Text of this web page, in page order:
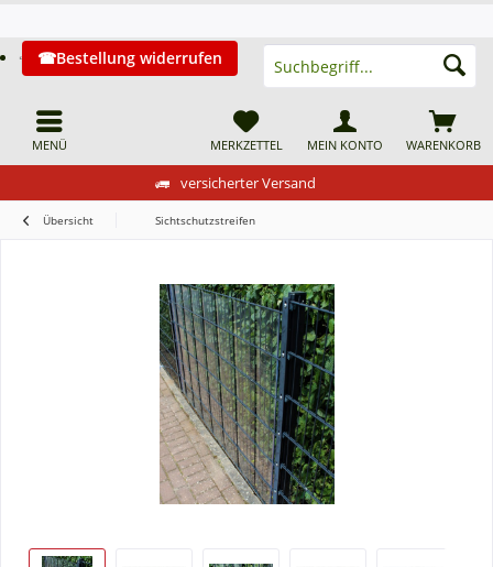
versicherter Versand
MENÜ
Bestellung widerrufen
WARENKORB
MERKZETTEL MEIN KONTO
Übersicht Sichtschutzstreifen